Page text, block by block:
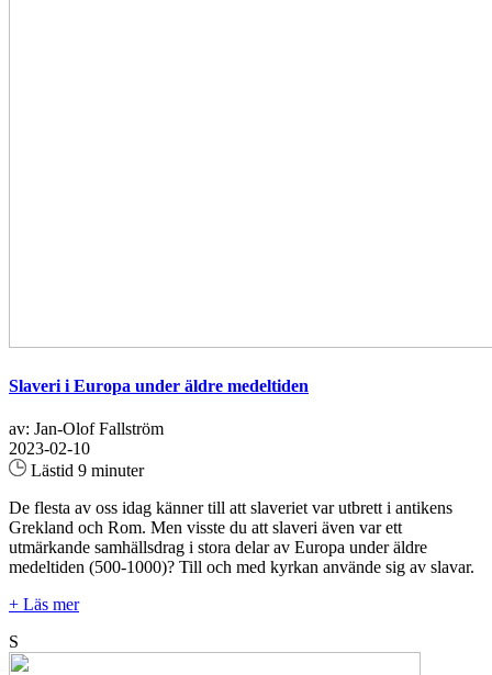
Slaveri i Europa under äldre medeltiden
av: Jan-Olof Fallström
2023-02-10
Lästid 9 minuter
De flesta av oss idag känner till att slaveriet var utbrett i antikens
Grekland och Rom. Men visste du att slaveri även var ett
utmärkande samhällsdrag i stora delar av Europa under äldre
medeltiden (500-1000)? Till och med kyrkan använde sig av slavar.
+ Läs mer
S